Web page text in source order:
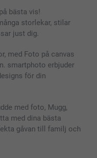
bästa vis!
storlekar, stilar
just dig.
med Foto på canvas
smartphoto erbjuder
för din
med foto, Mugg,
med dina bästa
gåvan till familj och